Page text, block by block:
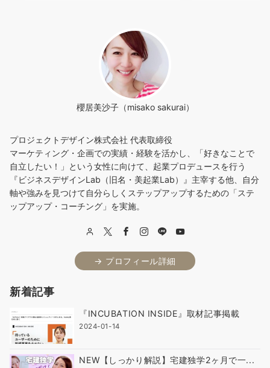
櫻居美沙子（misako sakurai）
プロジェクトデザイン株式会社 代表取締役
マーケティング・企画での実績・経験を活かし、「好きなことで
自立したい！」という女性に向けて、起業プロデュースを行う
『ビジネスデザインLab（旧名・美起業Lab）』主宰する他、自分
軸や強みを見つけて自分らしくステップアップするための「ステ
ップアップ・コーチング」を実施。
→ プロフィール詳細
新着記事
『INCUBATION INSIDE』取材記事掲載
2024-01-14
NEW【しっかり解説】宅建独学2ヶ月で一...